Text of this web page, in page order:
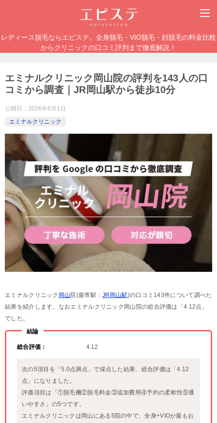
レディース脱毛ならエピステ。全身脱毛・VIO脱毛・顔脱毛の料金比較
からクリニックの口コミ評判まで徹底解説！
エミナルクリニック岡山院の評判を143人の口
コミから調査｜JR岡山駅から徒歩10分
公開日： 2026年6月1日
エミナルクリニック
エミナルクリニック 岡山院(最寄駅：JR岡山駅)の口コミ143件について調べた
結果を紹介します。なおエミナルクリニック岡山院の総合評価は「4.12点」
でした。
結論
総合評価： 4.12
次の5項目を「5.0点満点」で採点した結果、総合評価は「4.12
点」になりました。
評価項目は「①脱毛機②脱毛料金③追加費用④予約の柔軟性⑤通
いやすさ」の5つです。
エミナルクリニックは岡山にある5院の中で、全身+VIOが最もお